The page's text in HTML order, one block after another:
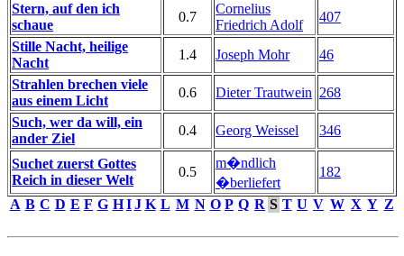
Stern, auf den ich
schaue
0.7
Cornelius
Friedrich Adolf
407
Stille Nacht, heilige
Nacht
1.4 Joseph Mohr
46
Strahlen brechen viele
aus einem Licht
0.6 Dieter Trautwein 268
Such, wer da will, ein
ander Ziel
0.4 Georg Weissel 346
Suchet zuerst Gottes
Reich in dieser Welt
0.5
m�ndlich
�berliefert
182
A B C D E F G H IJ K L M N O P Q R S T U V W X Y Z